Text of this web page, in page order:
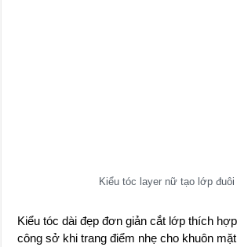
Kiểu tóc layer nữ tạo lớp đuôi
Kiểu tóc dài đẹp đơn giản cắt lớp thích
công sở khi trang điểm nhẹ cho khuôn